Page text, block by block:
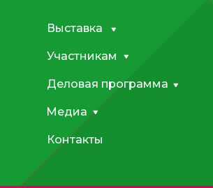
Медиа
Участникам
Контакты
Деловая программа
Выставка